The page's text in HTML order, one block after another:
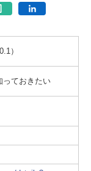
）
っておきたい